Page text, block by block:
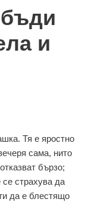
и
Тя е яростно
сама, нито
бързо;
се страхува да
да е блестящо